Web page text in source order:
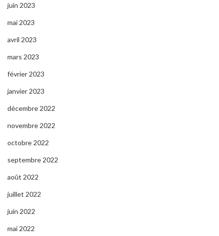
juin 2023
mai 2023
avril 2023
mars 2023
février 2023
janvier 2023
décembre 2022
novembre 2022
octobre 2022
septembre 2022
août 2022
juillet 2022
juin 2022
mai 2022